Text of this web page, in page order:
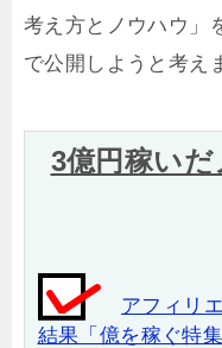
考え方とノウハウ」
で公開しようと考え
3億円稼い
アフィリ
結果「億を稼ぐ特集